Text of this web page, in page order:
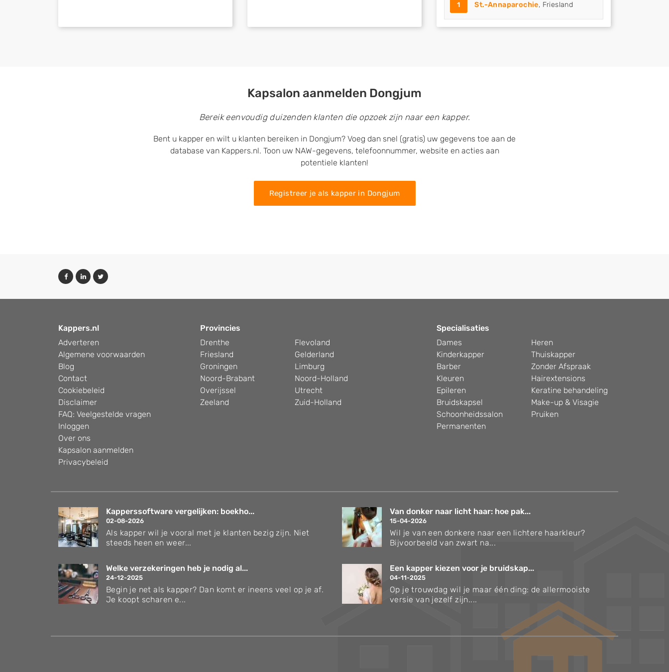
1 St.-Annaparochie, Friesland
Kapsalon aanmelden Dongjum
Bereik eenvoudig duizenden klanten die opzoek zijn naar een kapper.
Bent u kapper en wilt u klanten bereiken in Dongjum? Voeg dan snel (gratis) uw gegevens toe aan de
database van Kappers.nl. Toon uw NAW-gegevens, telefoonnummer, website en acties aan
potentiele klanten!
Registreer je als kapper in Dongjum
Kappers.nl
Adverteren
Algemene voorwaarden
Blog
Contact
Cookiebeleid
Disclaimer
FAQ: Veelgestelde vragen
Inloggen
Over ons
Kapsalon aanmelden
Privacybeleid
Provincies
Drenthe
Flevoland
Friesland
Gelderland
Groningen
Limburg
Noord-Brabant
Noord-Holland
Overijssel
Utrecht
Zeeland
Zuid-Holland
Specialisaties
Dames
Heren
Kinderkapper
Thuiskapper
Barber
Zonder Afspraak
Kleuren
Hairextensions
Epileren
Keratine behandeling
Bruidskapsel
Make-up & Visagie
Schoonheidssalon
Pruiken
Permanenten
Kapperssoftware vergelijken: boekho...
02-08-2026
Als kapper wil je vooral met je klanten bezig zijn. Niet
steeds heen en weer...
Van donker naar licht haar: hoe pak...
15-04-2026
Wil je van een donkere naar een lichtere haarkleur?
Bijvoorbeeld van zwart na...
Welke verzekeringen heb je nodig al...
24-12-2025
Begin je net als kapper? Dan komt er ineens veel op je af.
Je koopt scharen e...
Een kapper kiezen voor je bruidskap...
04-11-2025
Op je trouwdag wil je maar één ding: de allermooiste
versie van jezelf zijn....